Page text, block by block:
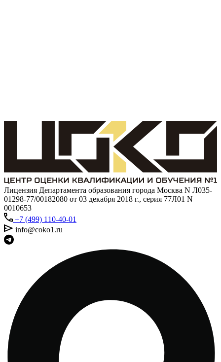
Лицензия Департамента образования города Москва N Л035-
01298-77/00182080 от 03 декабря 2018 г., серия 77Л01 N
0010653
+7 (499) 110-40-01
info@coko1.ru